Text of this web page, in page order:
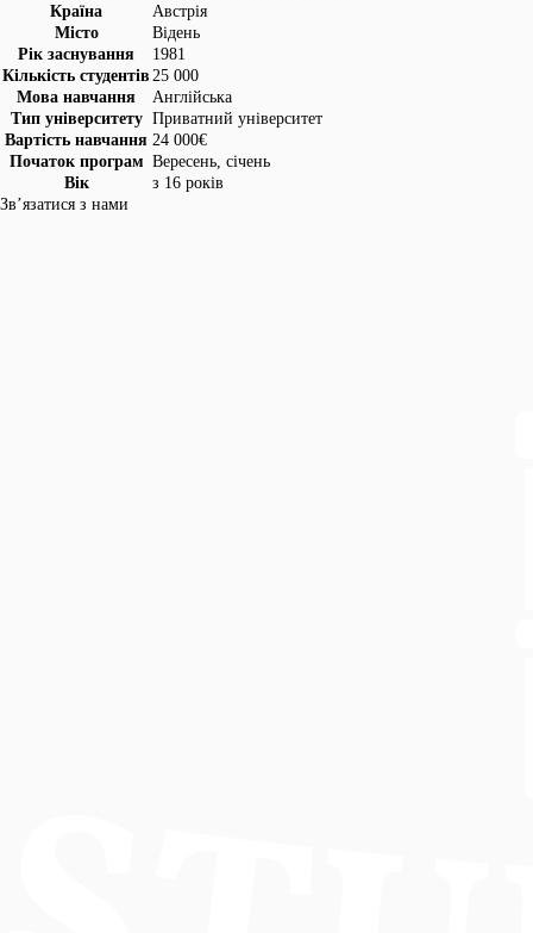
Країна
Австрія
Місто
Відень
Рік заснування
1981
Кількість студентів 25 000
Мова навчання
Англійська
Тип університету Приватний університет
Вартість навчання 24 000€
Початок програм Вересень, січень
Вік
з 16 років
Зв’язатися з нами